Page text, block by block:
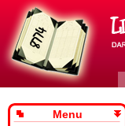
Menu